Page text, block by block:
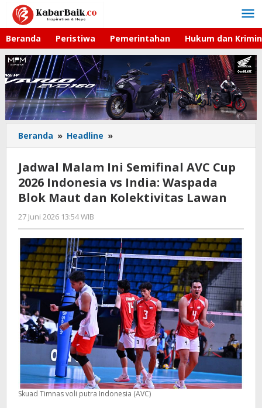
Lewati
konten
Beranda Peristiwa Pemerintahan Hukum dan
Beranda » Headline »
Malam
Ini
Semifinal
AVC
Cup
India:
Waspada
Blok
Maut
dan
Kolektivitas
Lawan
Jadwal Malam Ini Semifinal AVC Cup
2026 Indonesia vs India: Waspada
Blok Maut dan Kolektivitas Lawan
27 Juni 2026 13:54 WIB
Hardy
Skuad Timnas voli putra Indonesia (AVC)